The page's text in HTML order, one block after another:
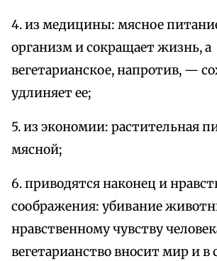
4. из медицины: мясное
организм и сокращает жизнь, а
вегетарианское, напротив, —
удлиняет ее;
5. из экономии: растительная
мясной;
6. приводятся наконец и
соображения: убивание
нравственному чувству
вегетарианство вносит мир и в